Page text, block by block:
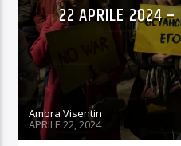
22 APRILE 2024 –
Ambra Visentin
APRILE 22, 2024